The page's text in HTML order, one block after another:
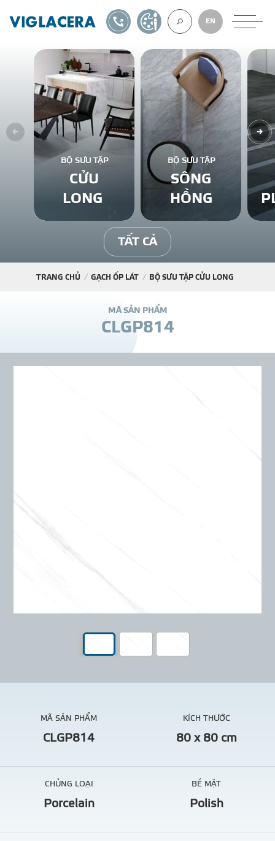
VỀ CHÚNG
GẠCH ỐP LÁT
BÊ TÔNG KHÍ
NGÓI LỢP
THƯ
EN
1900561582TỰ THIẾT KẾ
BỘ SƯU TẬP
CỬU
LONG
BỘ SƯU TẬP
SÔNG
HỒNG
TẤT CẢ
TRANG CHỦ GẠCH ỐP LÁT BỘ SƯU TẬP CỬU LONG
MÃ SẢN PHẨM
CLGP814
MÃ SẢN PHẨM
CLGP814
KÍCH THƯỚC
80 x 80 cm
CHỦNG LOẠI
Porcelain
BỀ MẶT
Polish